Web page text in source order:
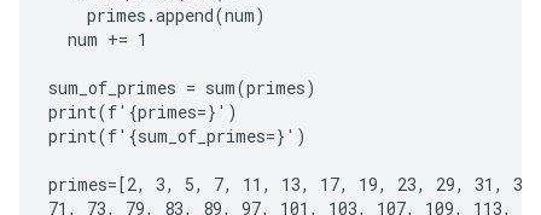
    primes.append(num)
  num += 1
sum_of_primes = sum(primes)
print(f'{primes=}')
print(f'{sum_of_primes=}')
primes=[2, 3, 5, 7, 11, 13, 17, 19, 23, 29, 31,
71, 73, 79, 83, 89, 97, 101, 103, 107, 109, 113,